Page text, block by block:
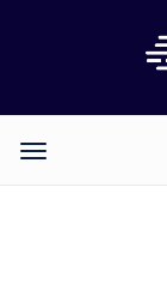
Categories